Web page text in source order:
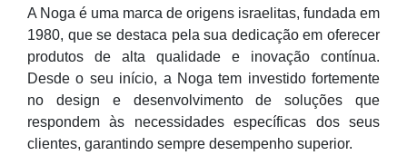
A Noga é uma marca de origens israelitas, fundada em
1980, que se destaca pela sua dedicação em oferecer
produtos de alta qualidade e inovação contínua.
Desde o seu início, a Noga tem investido fortemente
no design e desenvolvimento de soluções que
respondem às necessidades específicas dos seus
clientes, garantindo sempre desempenho superior.